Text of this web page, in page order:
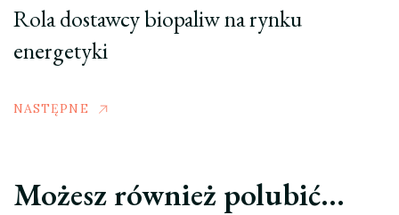
Rola dostawcy biopaliw na rynku
energetyki
NASTĘPNE
Możesz również polubić…